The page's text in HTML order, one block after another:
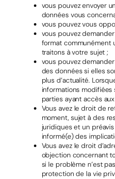
vous pouvez envoyer
données vous
vous pouvez vous
vous pouvez
format communément
traitons à votre sujet ;
vous pouvez
des données si elles
plus d’actualité.
informations
parties ayant accès
Vous avez le droit de
moment, sujet à des
juridiques et un
informé(e) des
Vous avez le droit
objection concernant
si le problème n’est
protection de la vie